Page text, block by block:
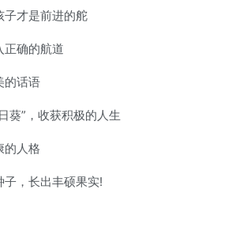
子才是前进的舵
正确的航道
的话语
葵”，收获积极的人生
的人格
，长出丰硕果实!